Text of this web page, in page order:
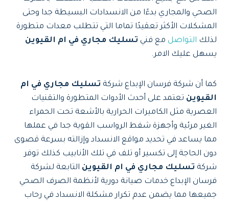
الصحي والمجاري بدءًا من الانسدادات البسيطة جدا وحتى
المشكلات الأكثر تعقيدًا تماما التي تتطلب معدات متطورة
لذلك التواصل مع فني تسليك مجاري في ام القيوين
يسهل عليك الامر.
كما أن شركة فرسان الإبداع شركة تسليك مجاري في ام
القيوين تعتمد على أحدث الأدوات المتطورة والتقنيات
العصرية مثل الكاميرات الحرارية بالأشعة تحت الحمراء
الغير مرئية وأجهزة شفط الرواسب القوية جدا في عملها
مما يساعد في تحديد مواقع الانسداد وإزالته بسرعة قصوى
دون الحاجة إلى تكسير أو تلف في تلك الأنابيب كذلك توفر
شركة تسليك مجاري في ام القيوين التابعة لشركة
فرسان الإبداع خدمات صيانة دورية لأنظمة الصرف الصحي
جميعها مما يضمن عدم تكرار مشكلة الانسداد في رحاب